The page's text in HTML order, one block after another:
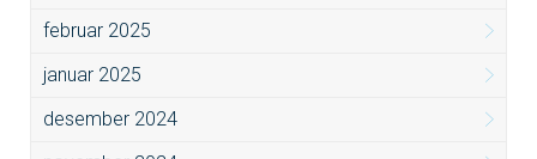
februar 2025
januar 2025
desember 2024